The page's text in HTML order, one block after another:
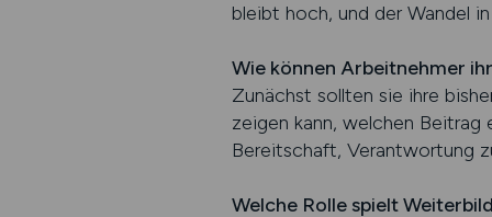
bleibt hoch, und der Wandel
Wie können Arbeitnehmer
Zunächst sollten sie ihre
zeigen kann, welchen
Bereitschaft, Verantwortung
Welche Rolle spielt